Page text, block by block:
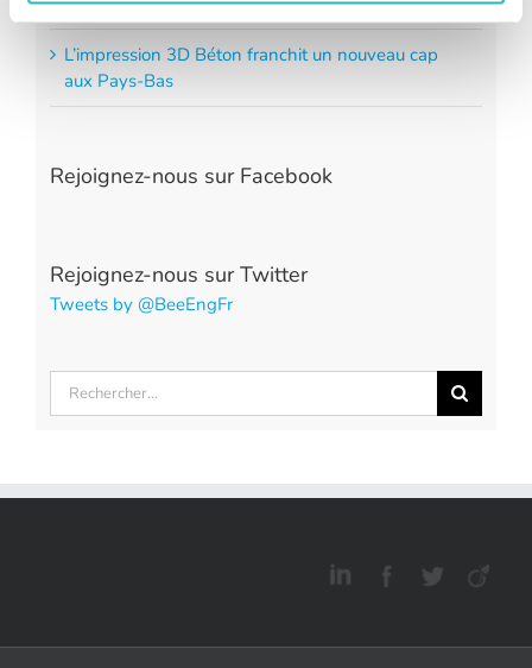
L’impression 3D Béton franchit un nouveau cap
aux Pays-Bas
Rejoignez-nous sur Facebook
Rejoignez-nous sur Twitter
Tweets by @BeeEngFr
Rechercher: